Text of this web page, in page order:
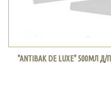
"ANTIBAK DE LUXE" 500МЛ